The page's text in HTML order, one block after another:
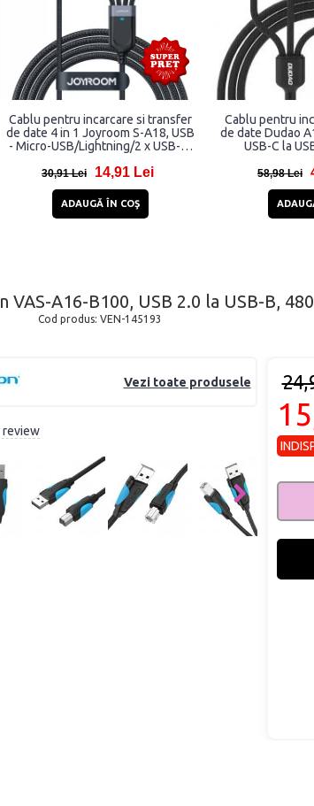
Cablu pentru incarcare si transfer
de date 4 in 1 Joyroom S-A18, USB
- Micro-USB/Lightning/2 x USB-C,
30,91 Lei 14,91 Lei
ADAUGĂ ÎN COŞ
Cablu pentru
de date Dudao
USB-C la
Watch
58,98 Lei
A16-B100, USB 2.0 la USB-B,
Cod produs: VEN-145193
Vezi toate produsele
review